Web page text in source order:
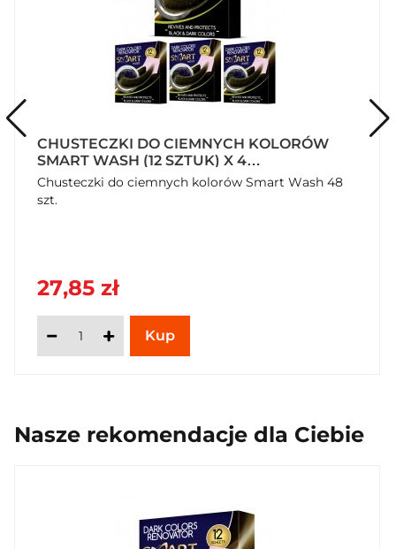
CHUSTECZKI DO CIEMNYCH KOLORÓW
SMART WASH (12 SZTUK) X 4
OPAKOWANIA
Chusteczki do ciemnych kolorów Smart Wash 48
szt.
27,85 zł
Nasze rekomendacje dla Ciebie